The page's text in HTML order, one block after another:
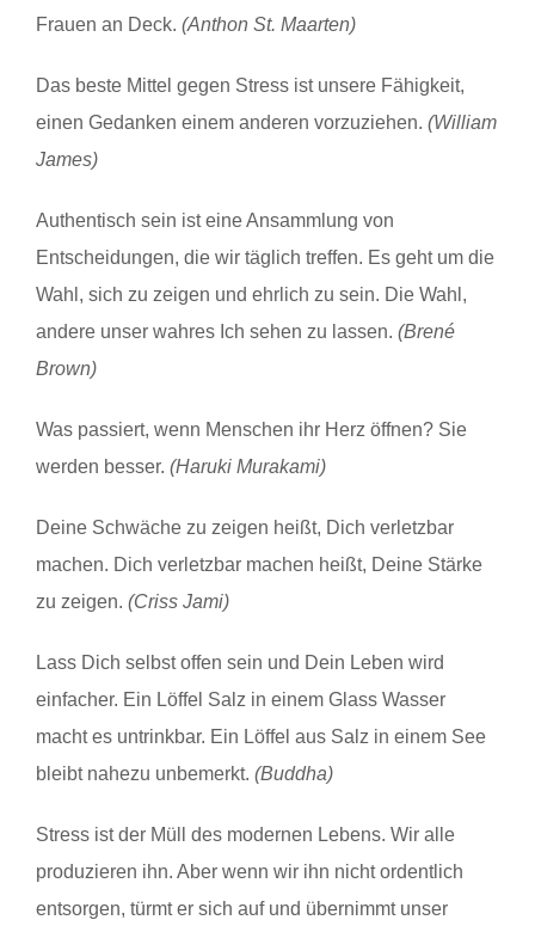
Frauen an Deck. (Anthon St. Maarten)
Das beste Mittel gegen Stress ist unsere Fähigkeit,
einen Gedanken einem anderen vorzuziehen. (William
James)
Authentisch sein ist eine Ansammlung von
Entscheidungen, die wir täglich treffen. Es geht um die
Wahl, sich zu zeigen und ehrlich zu sein. Die Wahl,
andere unser wahres Ich sehen zu lassen. (Brené
Brown)
Was passiert, wenn Menschen ihr Herz öffnen? Sie
werden besser. (Haruki Murakami)
Deine Schwäche zu zeigen heißt, Dich verletzbar
machen. Dich verletzbar machen heißt, Deine Stärke
zu zeigen. (Criss Jami)
Lass Dich selbst offen sein und Dein Leben wird
einfacher. Ein Löffel Salz in einem Glass Wasser
macht es untrinkbar. Ein Löffel aus Salz in einem See
bleibt nahezu unbemerkt. (Buddha)
Stress ist der Müll des modernen Lebens. Wir alle
produzieren ihn. Aber wenn wir ihn nicht ordentlich
entsorgen, türmt er sich auf und übernimmt unser